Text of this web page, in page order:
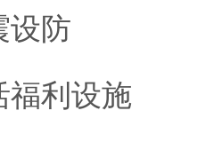
设防
福利设施